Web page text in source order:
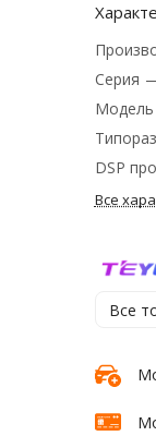
Серия
Модель
DSP
Все
Все